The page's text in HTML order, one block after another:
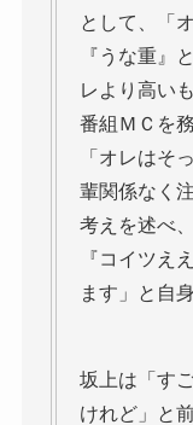
として、「
『うな重』
レより高い
番組ＭＣを
「オレはそ
輩関係なく
考えを述べ
『コイツえ
ます」と自
坂上は「す
けれど」と